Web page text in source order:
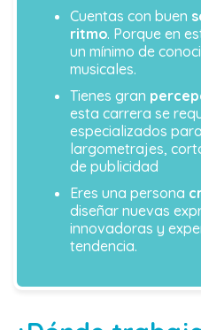
Cuentas con buen
ritmo. Porque en
un mínimo de
musicales.
Tienes gran
esta carrera se
especializados
largometrajes,
de publicidad
Eres una persona
diseñar nuevas
innovadoras y
tendencia.